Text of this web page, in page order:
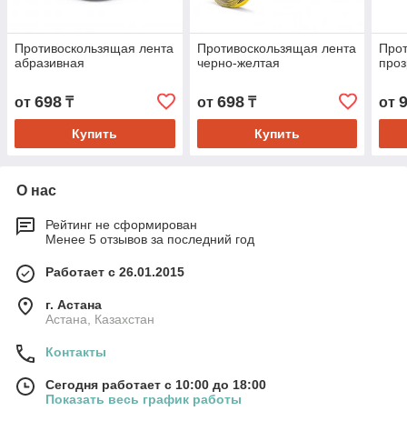
Противоскользящая лента
абразивная
от 698 ₸
Купить
Противоскользящая лента
черно-желтая
от 698₸
Купить
от
О нас
Рейтинг не сформирован
Менее 5 отзывов за последний год
Работает с 26.01.2015
г. Астана
Астана, Казахстан
Контакты
Сегодня работает с 10:00 до 18:00
Показать весь график работы